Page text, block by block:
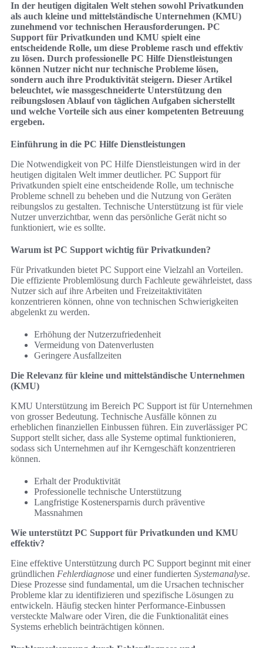
In der heutigen digitalen Welt stehen sowohl Privatkunden
als auch kleine und mittelständische Unternehmen (KMU)
zunehmend vor technischen Herausforderungen. PC
Support für Privatkunden und KMU spielt eine
entscheidende Rolle, um diese Probleme rasch und effektiv
zu lösen. Durch professionelle PC Hilfe Dienstleistungen
können Nutzer nicht nur technische Probleme lösen,
sondern auch ihre Produktivität steigern. Dieser Artikel
beleuchtet, wie massgeschneiderte Unterstützung den
reibungslosen Ablauf von täglichen Aufgaben sicherstellt
und welche Vorteile sich aus einer kompetenten Betreuung
ergeben.
Einführung in die PC Hilfe Dienstleistungen
Die Notwendigkeit von PC Hilfe Dienstleistungen wird in der
heutigen digitalen Welt immer deutlicher. PC Support für
Privatkunden spielt eine entscheidende Rolle, um technische
Probleme schnell zu beheben und die Nutzung von Geräten
reibungslos zu gestalten. Technische Unterstützung ist für viele
Nutzer unverzichtbar, wenn das persönliche Gerät nicht so
funktioniert, wie es sollte.
Warum ist PC Support wichtig für Privatkunden?
Für Privatkunden bietet PC Support eine Vielzahl an Vorteilen.
Die effiziente Problemlösung durch Fachleute gewährleistet, dass
Nutzer sich auf ihre Arbeiten und Freizeitaktivitäten
konzentrieren können, ohne von technischen Schwierigkeiten
abgelenkt zu werden.
Erhöhung der Nutzerzufriedenheit
Vermeidung von Datenverlusten
Geringere Ausfallzeiten
Die Relevanz für kleine und mittelständische Unternehmen
(KMU)
KMU Unterstützung im Bereich PC Support ist für Unternehmen
von grosser Bedeutung. Technische Ausfälle können zu
erheblichen finanziellen Einbussen führen. Ein zuverlässiger PC
Support stellt sicher, dass alle Systeme optimal funktionieren,
sodass sich Unternehmen auf ihr Kerngeschäft konzentrieren
können.
Erhalt der Produktivität
Professionelle technische Unterstützung
Langfristige Kostenersparnis durch präventive
Massnahmen
Wie unterstützt PC Support für Privatkunden und KMU
effektiv?
Eine effektive Unterstützung durch PC Support beginnt mit einer
gründlichen Fehlerdiagnose und einer fundierten Systemanalyse.
Diese Prozesse sind fundamental, um die Ursachen technischer
Probleme klar zu identifizieren und spezifische Lösungen zu
entwickeln. Häufig stecken hinter Performance-Einbussen
versteckte Malware oder Viren, die die Funktionalität eines
Systems erheblich beinträchtigen können.